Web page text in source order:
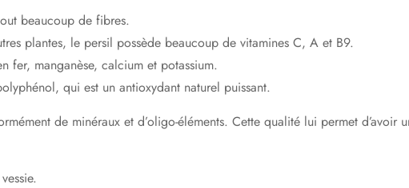
beaucoup de fibres.
plantes, le persil possède beaucoup de vitamines C, A et B9.
fer, manganèse, calcium et potassium.
qui est un antioxydant naturel puissant.
de minéraux et d’oligo-éléments. Cette qualité lui permet d’avoir